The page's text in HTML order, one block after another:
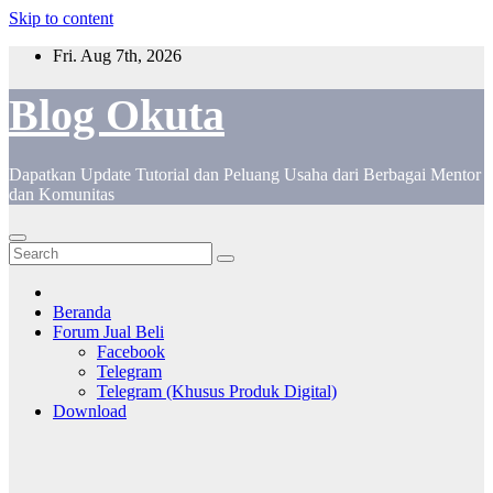
Skip to content
Fri. Aug 7th, 2026
Blog Okuta
Dapatkan Update Tutorial dan Peluang Usaha dari Berbagai Mentor
dan Komunitas
Beranda
Forum Jual Beli
Facebook
Telegram
Telegram (Khusus Produk Digital)
Download